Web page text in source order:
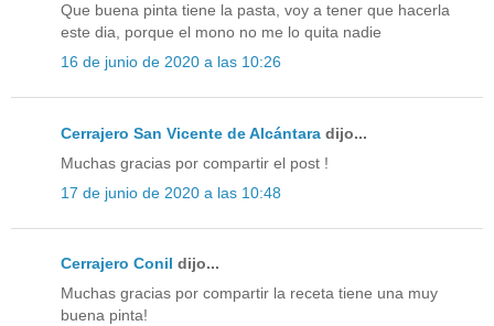
Que buena pinta tiene la pasta, voy a tener que hacerla
este dia, porque el mono no me lo quita nadie
16 de junio de 2020 a las 10:26
Cerrajero San Vicente de Alcántara dijo...
Muchas gracias por compartir el post !
17 de junio de 2020 a las 10:48
Cerrajero Conil dijo...
Muchas gracias por compartir la receta tiene una muy
buena pinta!